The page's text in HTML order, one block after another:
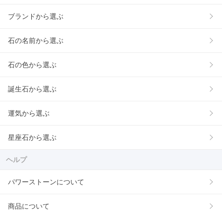
ブランドから選ぶ
石の名前から選ぶ
石の色から選ぶ
誕生石から選ぶ
運気から選ぶ
星座石から選ぶ
ヘルプ
パワーストーンについて
商品について